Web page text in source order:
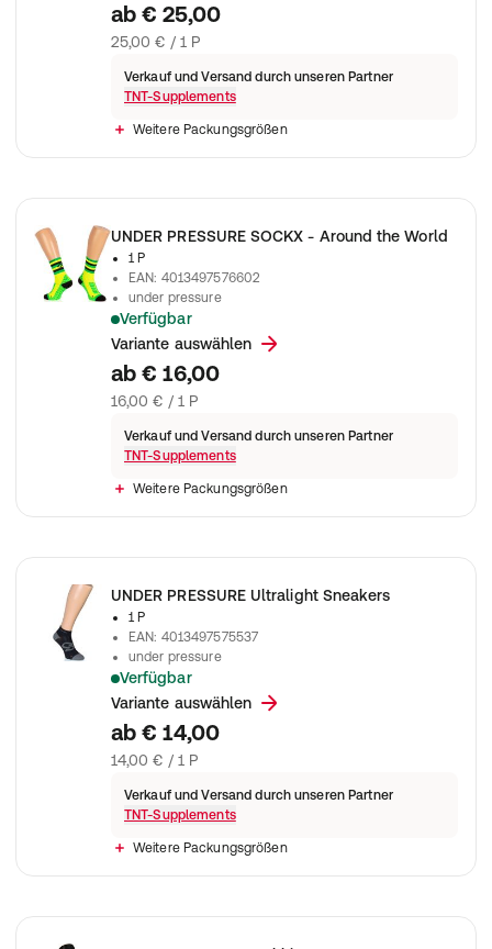
ab € 25,00
25,00 € / 1 P
Verkauf und Versand durch unseren Partner
TNT-Supplements
Weitere Packungsgrößen
UNDER PRESSURE SOCKX - Around the World
1 P
EAN: 4013497576602
under pressure
Verfügbar
Polsterung vermindert Druckstellen + Blasen, Sohlendesign
Variante auswählen
ab € 16,00
16,00 € / 1 P
Verkauf und Versand durch unseren Partner
TNT-Supplements
Weitere Packungsgrößen
UNDER PRESSURE Ultralight Sneakers
1 P
EAN: 4013497575537
under pressure
Verfügbar
starke Kompression mit einer extra dünnen und gleichzeitig
Variante auswählen
ab € 14,00
14,00 € / 1 P
Verkauf und Versand durch unseren Partner
TNT-Supplements
Weitere Packungsgrößen